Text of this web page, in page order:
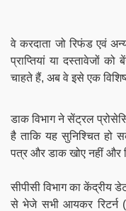
वे करदाता जो रिफंड एवं
प्राप्तियां या दस्तावेजों
चाहते हैं, अब वे इसे एक
डाक विभाग ने सेंट्रल
है ताकि यह सुनिश्चित हो
पत्र और डाक खोए नहीं और
सीपीसी विभाग का केंद्रीय
से भेजेसभी आयकर रिटर्न